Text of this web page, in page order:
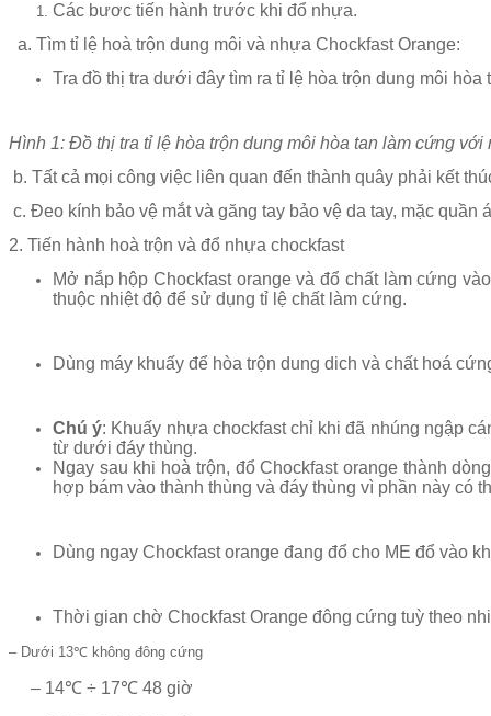
Các bươc tiến hành trước khi đổ nhựa.
a. Tìm tỉ lệ hoà trộn dung môi và nhựa Chockfast Orange:
Tra đồ thị tra dưới đây tìm ra tỉ lệ hòa trộn dung môi
Hình 1: Đồ thị tra tỉ lệ hòa trộn dung môi hòa tan làm cứng với
b. Tất cả mọi công việc liên quan đến thành quây phải kết
c. Đeo kính bảo vệ mắt và găng tay bảo vệ da tay, mặc quần
2. Tiến hành hoà trộn và đổ nhựa chockfast
Mở nắp hộp Chockfast orange và đổ chất làm cứng
thuộc nhiệt độ để sử dụng tỉ lệ chất làm cứng.
Dùng máy khuấy để hòa trộn dung dich và chất hoá
Chú ý: Khuấy nhựa chockfast chỉ khi đã nhúng ngập
từ dưới đáy thùng.
Ngay sau khi hoà trộn, đổ Chockfast orange thành
hợp bám vào thành thùng và đáy thùng vì phần này có
Dùng ngay Chockfast orange đang đổ cho ME đổ vào
Thời gian chờ Chockfast Orange đông cứng tuỳ theo
– Dưới 13℃ không đông cứng
– 14℃ ÷ 17℃ 48 giờ